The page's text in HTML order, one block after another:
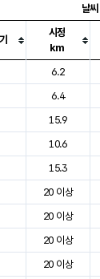
지점, 날씨, 기온,
날씨
시정
km
6.2
6.4
15.9
10.6
15.3
20 이상
20 이상
20 이상
20 이상